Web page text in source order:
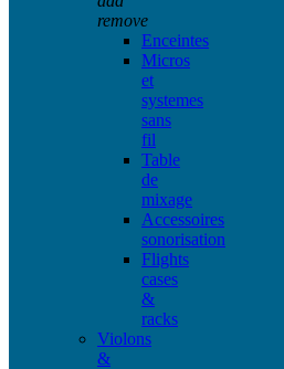
remove
Enceintes
Micros
et
systemes
sans
fil
Table
de
mixage
Accessoires
sonorisation
Flights
cases
&
racks
Violons
&